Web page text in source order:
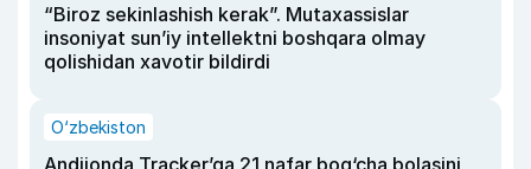
“Biroz sekinlashish kerak”. Mutaxassislar
insoniyat sun’iy intellektni boshqara olmay
qolishidan xavotir bildirdi
O‘zbekiston
Andijonda Tracker’ga 21 nafar bog‘cha bolasini